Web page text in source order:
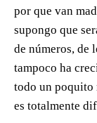
por que van
supongo que
de números, de
tampoco ha
todo un poquito
es totalmente